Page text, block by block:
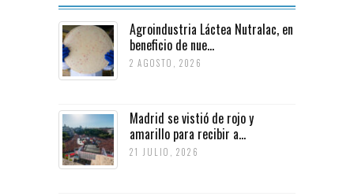
Agroindustria Láctea Nutralac, en
beneficio de nue...
2 AGOSTO, 2026
Madrid se vistió de rojo y
amarillo para recibir a...
21 JULIO, 2026